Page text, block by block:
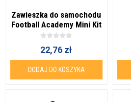
Zawieszka do samochodu
Football Academy Mini Kit
22,76 zł
DODAJ DO KOSZYKA